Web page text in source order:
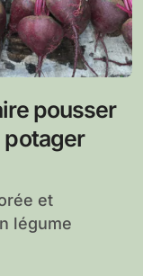
pousser
potager
légume